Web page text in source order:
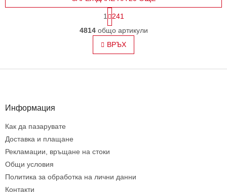
о
н
т
и
а
г
и
н
а
и
1
241
4814общо артикули
ВРЪХ
Информация
Как да пазарувате
Доставка и плащане
Рекламации, връщане на стоки
Общи условия
Политика за обработка на лични данни
Контакти